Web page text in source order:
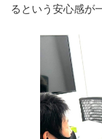
るという安心感が